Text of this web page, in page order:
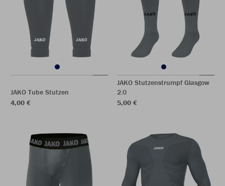
JAKO Tube Stutzen
4,00 €
JAKO Stutzenstrumpf Glasgow
2.0
5,00 €